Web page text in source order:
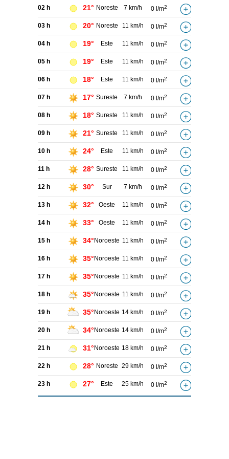
02 h 21° Noreste 7 km/h 0 l/m2
03 h 20° Noreste 11 km/h 0 l/m2
04 h 19° Este 11 km/h 0 l/m2
05 h 19° Este 11 km/h 0 l/m2
06 h 18° Este 11 km/h 0 l/m2
07 h 17° Sureste 7 km/h 0 l/m2
08 h 18° Sureste 11 km/h 0 l/m2
09 h 21° Sureste 11 km/h 0 l/m2
10 h 24° Este 11 km/h 0 l/m2
11 h 28° Sureste 11 km/h 0 l/m2
12 h 30° Sur 7 km/h 0 l/m2
13 h 32° Oeste 11 km/h 0 l/m2
14 h 33° Oeste 11 km/h 0 l/m2
15 h 34° Noroeste 11 km/h 0 l/m2
16 h 35° Noroeste 11 km/h 0 l/m2
17 h 35° Noroeste 11 km/h 0 l/m2
18 h 35° Noroeste 11 km/h 0 l/m2
19 h 35° Noroeste 14 km/h 0 l/m2
20 h 34° Noroeste 14 km/h 0 l/m2
21 h 31° Noroeste 18 km/h 0 l/m2
22 h 28° Noreste 29 km/h 0 l/m2
23 h 27° Este 25 km/h 0 l/m2